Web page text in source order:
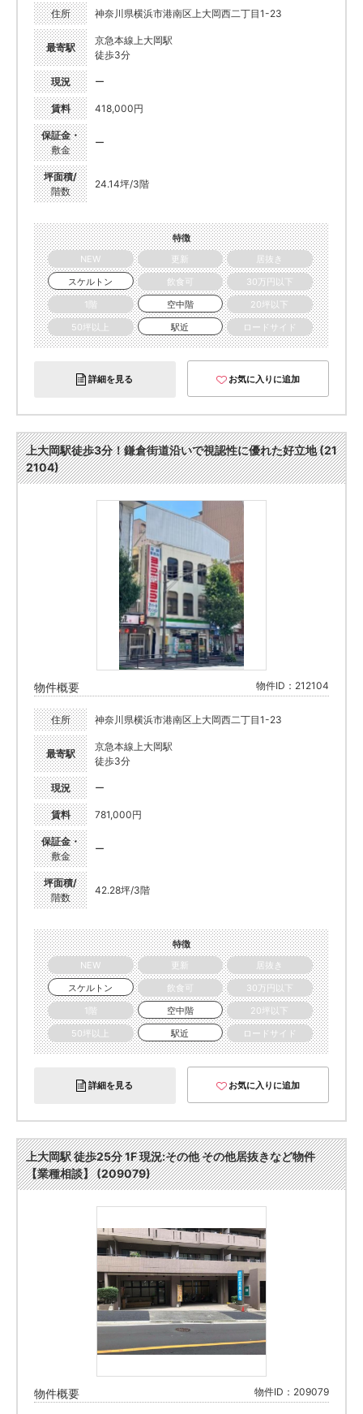
住所 神奈川県横浜市港南区上大岡西二丁目1-23
最寄駅
京急本線上大岡駅
徒歩3分
現況 ー
賃料 418,000円
保証金・
敷金
ー
坪面積/
階数
24.14坪/3階
特徴
NEW
更新
居抜き
スケルトン
飲食可
30万円以下
1階
空中階
20坪以下
50坪以上
駅近 ロードサイド
詳細を見る お気に入りに追加
上大岡駅徒歩3分！鎌倉街道沿いで視認性に優れた好立地 (21
2104)
物件概要 物件ID：212104
住所 神奈川県横浜市港南区上大岡西二丁目1-23
最寄駅
京急本線上大岡駅
徒歩3分
現況 ー
賃料 781,000円
保証金・
敷金
ー
坪面積/
階数
42.28坪/3階
特徴
NEW
更新
居抜き
スケルトン
飲食可
30万円以下
1階
空中階
20坪以下
50坪以上
駅近 ロードサイド
詳細を見る お気に入りに追加
上大岡駅 徒歩25分 1F 現況:その他 その他居抜きなど物件
【業種相談】 (209079)
物件概要 物件ID：209079